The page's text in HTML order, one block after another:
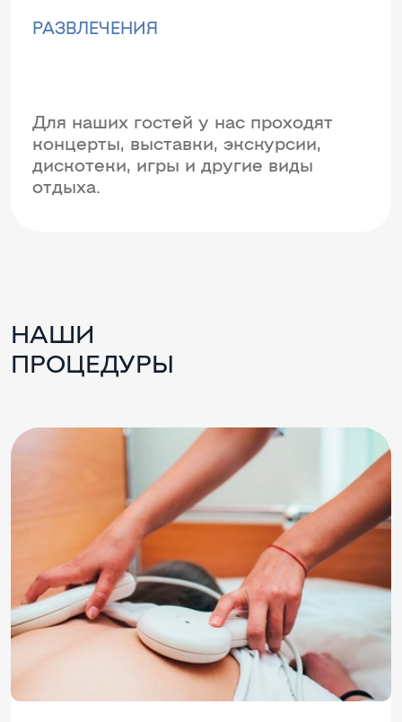
РАЗВЛЕЧЕНИЯ
Для наших гостей у нас проходят
концерты, выставки, экскурсии,
дискотеки, игры и другие виды
отдыха.
НАШИ
ПРОЦЕДУРЫ